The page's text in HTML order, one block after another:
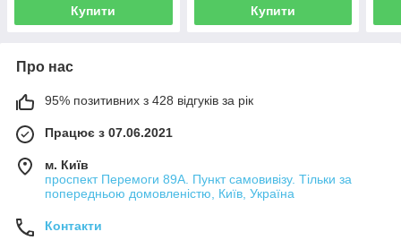
Купити Купити
Про нас
95% позитивних з 428 відгуків за рік
Працює з 07.06.2021
м. Київ
проспект Перемоги 89А. Пункт самовивізу. Тільки за
попередньою домовленістю, Київ, Україна
Контакти